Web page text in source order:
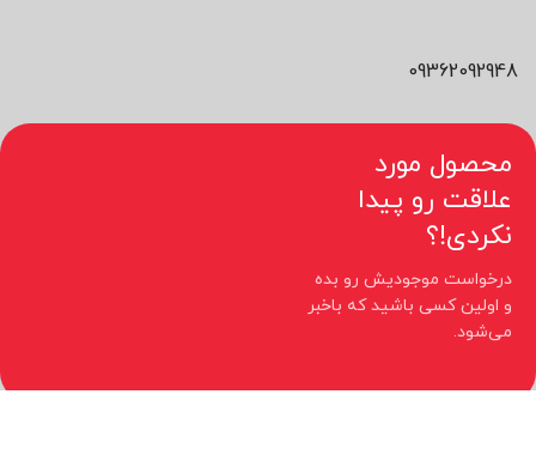
09362092948
محصول مورد
علاقت رو پیدا
نکردی!؟
درخواست موجودیش رو بده
و اولین کسی باشید که باخبر
می‌شود.